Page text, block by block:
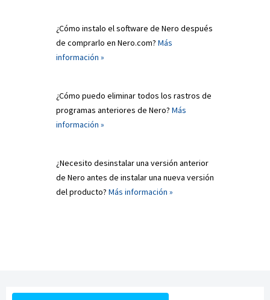
¿Cómo instalo el software de Nero después
de comprarlo en Nero.com? Más
información »
¿Cómo puedo eliminar todos los rastros de
programas anteriores de Nero? Más
información »
¿Necesito desinstalar una versión anterior
de Nero antes de instalar una nueva versión
del producto? Más información »